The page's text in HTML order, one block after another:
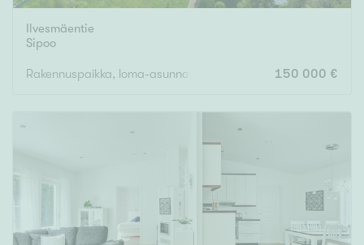
Ilvesmäentie
Sipoo
Rakennuspaikka, loma-asunnot 150 000 €